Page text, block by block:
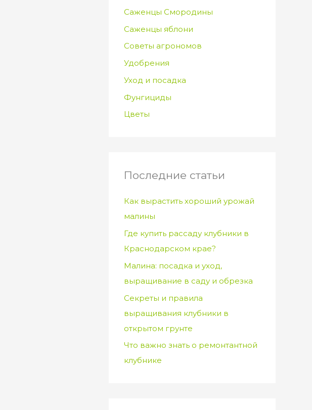
Саженцы Смородины
Саженцы яблони
Советы агрономов
Удобрения
Уход и посадка
Фунгициды
Цветы
Последние статьи
Как вырастить хороший урожай
малины
Где купить рассаду клубники в
Краснодарском крае?
Малина: посадка и уход,
выращивание в саду и обрезка
Секреты и правила
выращивания клубники в
открытом грунте
Что важно знать о ремонтантной
клубнике